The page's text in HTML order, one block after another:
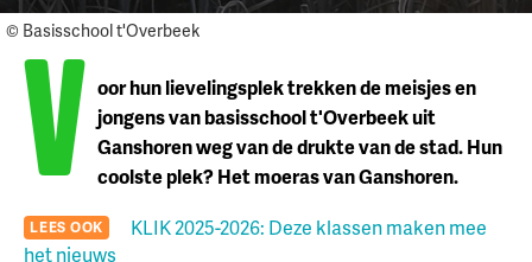
© Basisschool t'Overbeek
V oor hun lievelingsplek trekken de meisjes en
jongens van basisschool t'Overbeek uit
Ganshoren weg van de drukte van de stad. Hun
coolste plek? Het moeras van Ganshoren.
LEES OOK
KLIK 2025-2026: Deze klassen maken mee
het nieuws